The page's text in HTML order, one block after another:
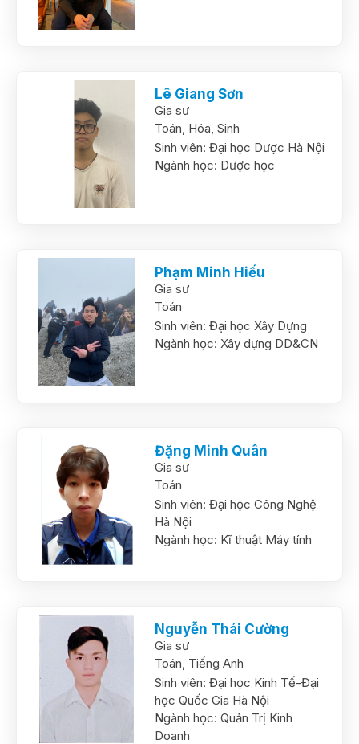
Lê Giang Sơn
Gia sư
Toán, Hóa,Sinh
Sinh viên: Đại học Dược Hà Nội
Ngành học: Dược học
Phạm Minh Hiếu
Gia sư
Toán
Sinh viên: Đại học Xây Dựng
Ngành học: Xây dựng DD&CN
Đặng Minh Quân
Gia sư
Toán
Sinh viên: Đại học Công Nghệ
Hà Nội
Ngành học: Kĩ thuật Máy tính
Nguyễn Thái Cường
Gia sư
Toán, Tiếng Anh
Sinh viên: Đại học Kinh Tế-Đại
học Quốc Gia Hà Nội
Ngành học: Quản Trị Kinh
Doanh